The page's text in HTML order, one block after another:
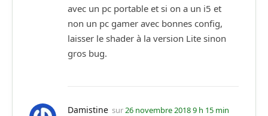
avec un pc portable et si on a un i5 et
non un pc gamer avec bonnes config,
laisser le shader à la version Lite sinon
gros bug.
Damistine sur26 novembre 2018 9 h 15 min